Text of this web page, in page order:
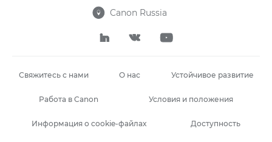
 Canon Russia
  
Свяжитесь с нами О нас Устойчивое развитие
Работа в Canon Условия и положения
Информация о cookie-файлах Доступность